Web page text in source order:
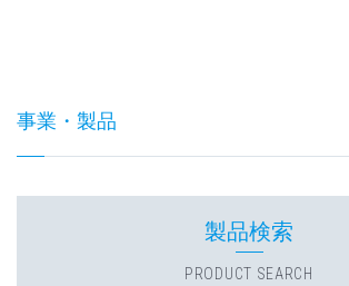
事業・製品
製品検索
PRODUCT SEARCH